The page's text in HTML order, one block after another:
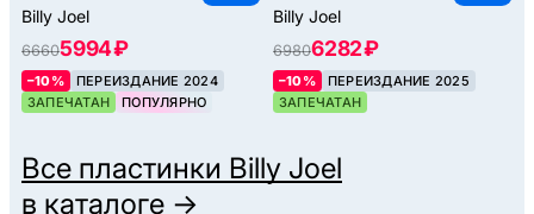
Billy Joel
66605994 ₽
–10%
ПЕРЕИЗДАНИЕ 2024
ЗАПЕЧАТАН
ПОПУЛЯРНО
Billy Joel
69806282 ₽
–10%
ПЕРЕИЗДАНИЕ 2025
ЗАПЕЧАТАН
Все пластинки Billy Joel
в каталоге →